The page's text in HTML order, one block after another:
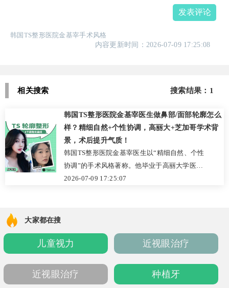
发表评论
韩国TS整形医院金基宰手术风格
内容更新时间：2026-07-09 17:25:08
相关搜索 搜索结果：1
韩国TS整形医院金基宰医生做鼻部/面部轮廓怎么
样？精细自然+个性协调，高丽大+芝加哥学术背
景，术后提升气质！
韩国TS整形医院金基宰医生以“精细自然、个性
协调”的手术风格著称。他毕业于高丽大学医学
院，并赴芝加哥大学医学中心进修，学术积淀
下，实现术后“看着自然，气质提升”的效果。
无论是鼻部、面部轮廓还是眼部修复，他都强
调“稳中求细”，让变美不留痕迹，深受追求高
品质自然美的求美者认可。
2026-07-09 17:25:07
大家都在搜
儿童视力 近视眼治疗
近视眼治疗 种植牙